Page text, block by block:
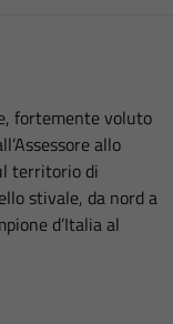
fortemente voluto
allo
territorio di
stivale, da nord a
d’Italia al